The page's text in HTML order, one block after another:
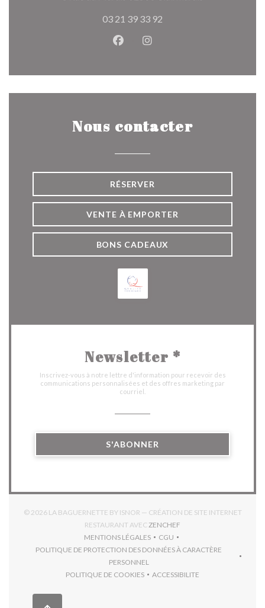
03 21 39 33 92
Facebook ((ouvre une
Instagram ((ouvre une
Nous contacter
RÉSERVER
VENTE À EMPORTER
BONS CADEAUX
Newsletter *
Inscrivez-vous à notre lettre d'information pour recevoir des
communications personnalisées et des offres marketing par
courriel.
S'ABONNER
© 2026 LA BAGUERNETTE BY ISNOR — CRÉATION DE SITE INTERNET
RESTAURANT AVEC ZENCHEF
MENTIONS LÉGALES
((OUVRE UNE NOUVELLE FENÊTRE))
CGU
((OUVRE UNE NOUVELLE
POLITIQUE DE PROTECTION DES DONNÉES À CARACTÈRE
PERSONNEL((OUVRE UNE NOUVELLE FENÊTRE))
POLITIQUE DE COOKIES
((OUVRE UNE NOUVELLE FENÊTRE))
ACCESSIBILITE
((OUVRE UNE NOUVELLE